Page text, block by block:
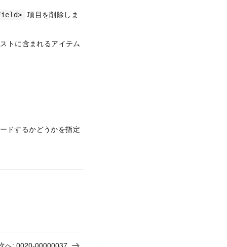
項目を削除しま
トに含まれるアイテム
ドするかどうかを指定
へ: 0020-00000037